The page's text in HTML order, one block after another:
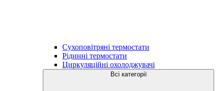
Сухоповітряні термостати
Рідинні термостати
Циркуляційні охолоджувачі
Всі категорії